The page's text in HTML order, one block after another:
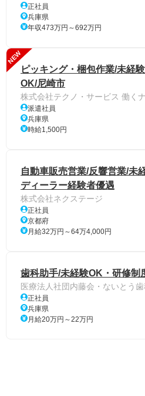
正社員
兵庫県
年収473万円～692万円
NEW
ピッキング・梱包作業/未経
OK/尼崎市
株式会社テクノ・サービス 働く
派遣社員
兵庫県
時給1,500円
自動車販売営業/反響営業/未
ディーラー経験者優遇
株式会社ネクステージ
正社員
京都府
月給32万円～64万4,000円
歯科助手/未経験OK・研修制
医療法人社団内藤会・ないとう
正社員
兵庫県
月給20万円～22万円